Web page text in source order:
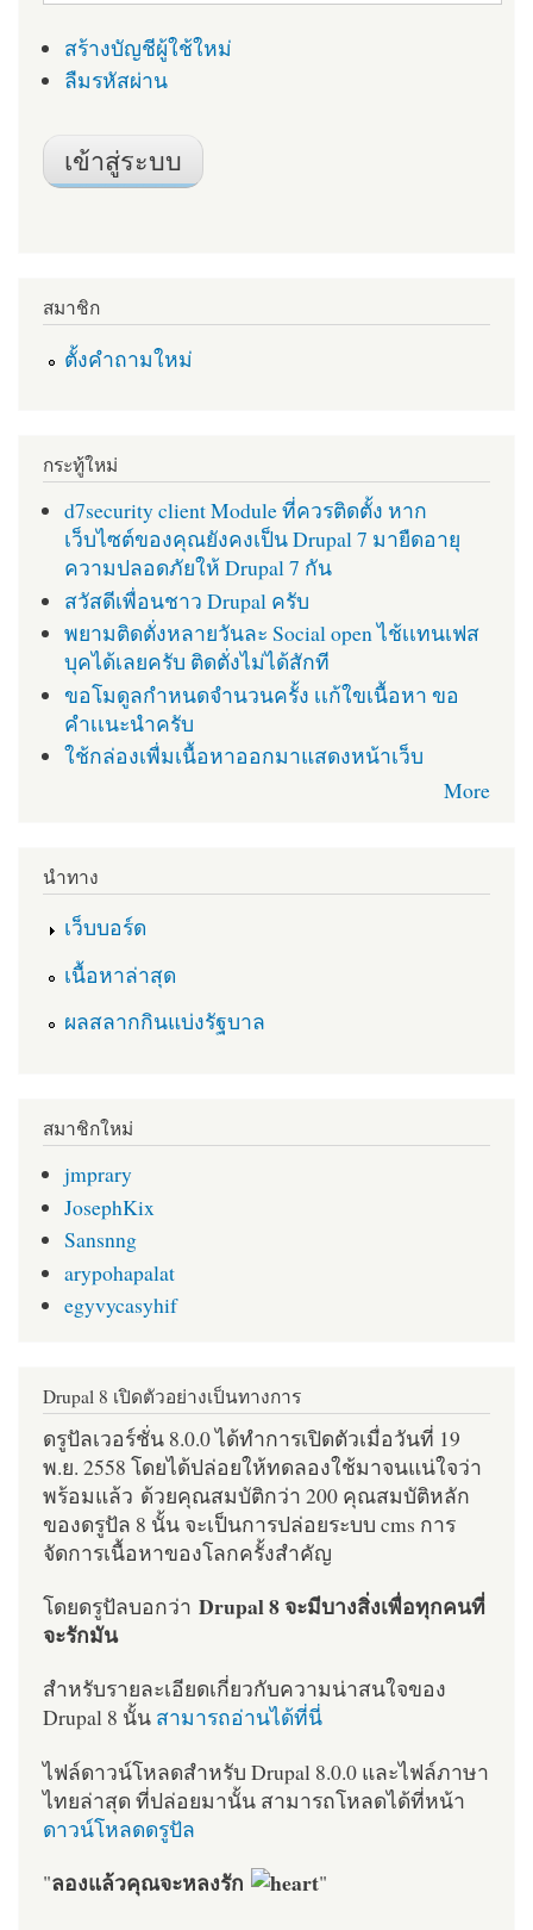
สร้างบัญชีผู้ใช้ใหม่
ลืมรหัสผ่าน
สมาชิก
ตั้งคำถามใหม่
กระทู้ใหม่
d7security client Module ที่ควรติดตั้ง หาก
เว็บไซต์ของคุณยังคงเป็น Drupal 7 มายืดอายุ
ความปลอดภัยให้ Drupal 7 กัน
สวัสดีเพื่อนชาว Drupal ครับ
พยามติดตั่งหลายวันละ Social open ไช้เเทนเฟส
บุคได้เลยครับ ติดตั่งไม่ได้สักที
ขอโมดูลกำหนดจำนวนครั้ง เเก้ใขเนื้อหา ขอ
คำเเนะนำครับ
ใช้กล่องเพื่มเนื้อหาออกมาแสดงหน้าเว็บ
More
นำทาง
เว็บบอร์ด
เนื้อหาล่าสุด
ผลสลากกินแบ่งรัฐบาล
สมาชิกใหม่
jmprary
JosephKix
Sansnng
arypohapalat
egyvycasyhif
Drupal 8 เปิดตัวอย่างเป็นทางการ
ดรูปัลเวอร์ชั่น 8.0.0 ได้ทำการเปิดตัวเมื่อวันที่ 19
พ.ย. 2558 โดยได้ปล่อยให้ทดลองใช้มาจนแน่ใจว่า
พร้อมแล้ว ด้วยคุณสมบัติกว่า 200 คุณสมบัติหลัก
ของดรูปัล 8 นั้น จะเป็นการปล่อยระบบ cms การ
จัดการเนื้อหาของโลกครั้งสำคัญ
โดยดรูปัลบอกว่า Drupal 8 จะมีบางสิ่งเพื่อทุกคนที่
จะรักมัน
สำหรับรายละเอียดเกี่ยวกับความน่าสนใจของ
Drupal 8 นั้น สามารถอ่านได้ที่นี่
ไฟล์ดาวน์โหลดสำหรับ Drupal 8.0.0 และไฟล์ภาษา
ไทยล่าสุด ที่ปล่อยมานั้น สามารถโหลดได้ที่หน้า
ดาวน์โหลดดรูปัล
"ลองแล้วคุณจะหลงรัก "